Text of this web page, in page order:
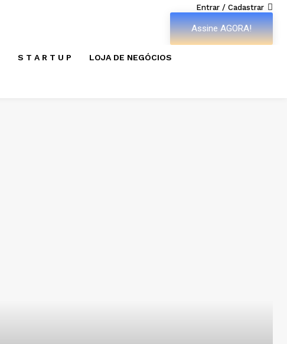
Entrar / Cadastrar
Assine AGORA!
S T A R T U P LOJA DE NEGÓCIOS